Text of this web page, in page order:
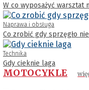
W co wyposażyć warsztat
Naprawa i obsługa
Co zrobić gdy sprzęgło
Technika
Gdy cieknie laga
MOTOCYKLE